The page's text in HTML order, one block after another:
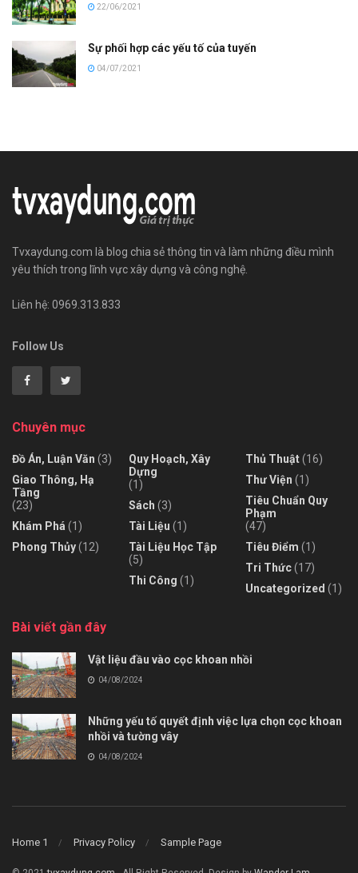
22/06/2021
Sự phối hợp các yếu tố của tuyến
04/07/2021
Tvxaydung.com là blog chia sẻ thông tin và làm những điều mình
yêu thích trong lĩnh vực xây dựng và công nghệ.
Liên hệ: 0969.313.833
Follow Us
Chuyên mục
Đồ Án, Luận Văn (3)
Giao Thông, Hạ
Tầng
(23)
Khám Phá (1)
Phong Thủy(12)
Quy Hoạch, Xây
Dựng
(1)
Sách (3)
Tài Liệu (1)
Tài Liệu Học Tập
(5)
Thi Công (1)
Thủ Thuật(16)
Thư Viện (1)
Tiêu Chuẩn Quy
Phạm
(47)
Tiêu Điểm (1)
Tri Thức(17)
Uncategorized (1)
Bài viết gần đây
Vật liệu đầu vào cọc khoan nhồi
04/08/2024
Những yếu tố quyết định việc lựa chọn cọc khoan
nhồi và tường vây
04/08/2024
Home 1 Privacy Policy Sample Page